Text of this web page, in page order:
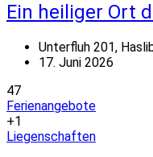
Ein heiliger Ort
Unterfluh 201,
17. Juni 2026
47
Ferienangebote
+1
Liegenschaften